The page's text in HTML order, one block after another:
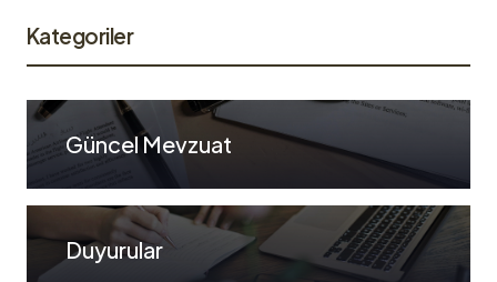
Kategoriler
Güncel Mevzuat
Duyurular